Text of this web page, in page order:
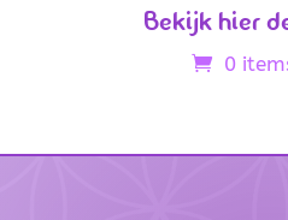
Bekijk hier
0